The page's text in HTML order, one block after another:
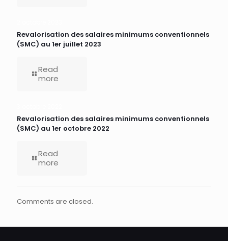
Revalorisation des salaires minimums conventionnels
(SMC) au 1er juillet 2023
Read
more
Revalorisation des salaires minimums conventionnels
(SMC) au 1er octobre 2022
Read
more
Comments are closed.